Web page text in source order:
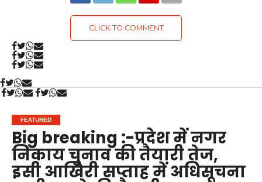
CLICK TO COMMENT
FEATURED
Big breaking :-प्रदेश में नगर
निकाय चुनाव की तैयारी तेज,
इसी आखिरी सप्ताह में अधिसूचना